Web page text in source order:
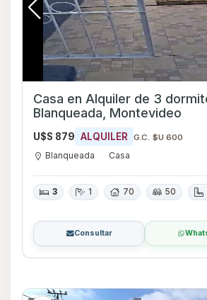
Casa en Alquiler de 3
Blanqueada, Montevideo
U$S 879 ALQUILER G.C. $U 600
Blanqueada Casa
3 1 70 50
Consultar